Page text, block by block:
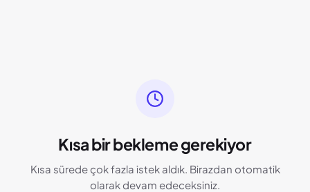
Kısa bir bekleme gerekiyor
Kısa sürede çok fazla istek aldık. Birazdan otomatik
olarak devam edeceksiniz.